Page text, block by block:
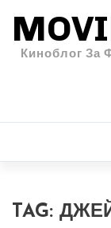
Киноблог За
TAG: